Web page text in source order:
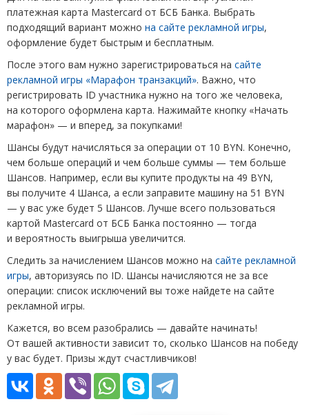
платежная карта Mastercard от БСБ Банка. Выбрать
подходящий вариант можно на сайте рекламной игры,
оформление будет быстрым и бесплатным.
После этого вам нужно зарегистрироваться на сайте
рекламной игры «Марафон транзакций». Важно, что
регистрировать ID участника нужно на того же человека,
на которого оформлена карта. Нажимайте кнопку «Начать
марафон» — и вперед, за покупками!
Шансы будут начисляться за операции от 10 BYN. Конечно,
чем больше операций и чем больше суммы — тем больше
Шансов. Например, если вы купите продукты на 49 BYN,
вы получите 4 Шанса, а если заправите машину на 51 BYN
— у вас уже будет 5 Шансов. Лучше всего пользоваться
картой Mastercard от БСБ Банка постоянно — тогда
и вероятность выигрыша увеличится.
Следить за начислением Шансов можно на сайте рекламной
игры, авторизуясь по ID. Шансы начисляются не за все
операции: список исключений вы тоже найдете на сайте
рекламной игры.
Кажется, во всем разобрались — давайте начинать!
От вашей активности зависит то, сколько Шансов на победу
у вас будет. Призы ждут счастливчиков!